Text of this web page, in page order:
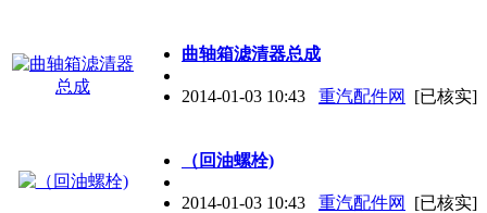
曲轴箱滤清器总成
2014-01-03 10:43 重汽配件网 [已核实]
（回油螺栓)
2014-01-03 10:43 重汽配件网 [已核实]